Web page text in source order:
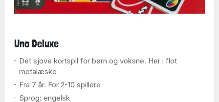
Uno Deluxe
Det sjove kortspil for børn og voksne. Her i flot
metalæske
Fra 7 år. For 2-10 spillere
Sprog: engelsk